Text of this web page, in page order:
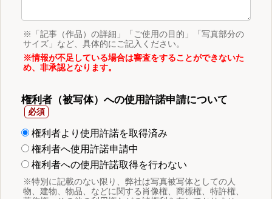
※「記事（作品）の詳細」「ご使用の目的」「写真部分の
サイズ」など、具体的にご記入ください。
※情報が不足している場合は審査をすることができないた
め、非承認となります。
権利者（被写体）への使用許諾申請について
権利者より使用許諾を取得済み
権利者へ使用許諾申請中
権利者への使用許諾取得を行わない
※特別に記載のない限り、弊社は写真被写体としての人
物、建物、物品、などに関する肖像権、商標権、特許権、